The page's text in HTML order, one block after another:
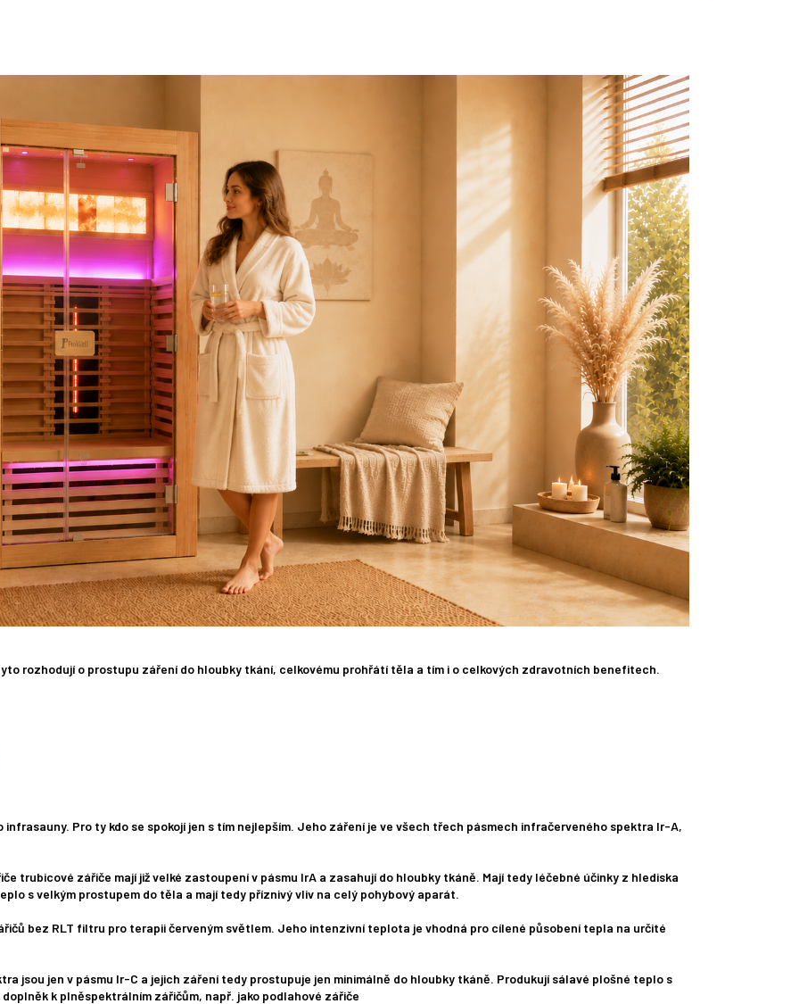
rozhodují o prostupu záření do hloubky tkání, celkovému prohřátí těla a tím i o celkových zdravotních benefitech.
infrasauny. Pro ty kdo se spokojí jen s tím nejlepším. Jeho záření je ve všech třech pásmech infračerveného spektra Ir-A,
trubicové zářiče mají již velké zastoupení v pásmu IrA a zasahují do hloubky tkáně. Mají tedy léčebné účinky z hlediska
s velkým prostupem do těla a mají tedy příznivý vliv na celý pohybový aparát.
bez RLT filtru pro terapii červeným světlem. Jeho intenzivní teplota je vhodná pro cílené působení tepla na určité
jsou jen v pásmu Ir-C a jejich záření tedy prostupuje jen minimálně do hloubky tkáně. Produkují sálavé plošné teplo s
k plněspektrálním zářičům, např. jako podlahové zářiče